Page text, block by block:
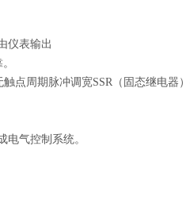
仪表输出
点周期脉冲调宽SSR（固态继电器
气控制系统。